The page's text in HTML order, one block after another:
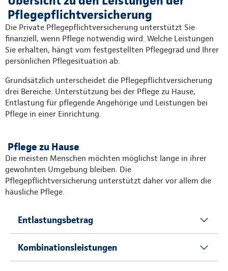
Pflegepflichtversicherung
Die Private Pflegepflichtversicherung unterstützt Sie
finanziell, wenn Pflege notwendig wird. Welche Leistungen
Sie erhalten, hängt vom festgestellten Pflegegrad und Ihrer
persönlichen Pflegesituation ab.
Grundsätzlich unterscheidet die Pflegepflichtversicherung
drei Bereiche: Unterstützung bei der Pflege zu Hause,
Entlastung für pflegende Angehörige und Leistungen bei
Pflege in einer Einrichtung.
Pflege zu Hause
Die meisten Menschen möchten möglichst lange in ihrer
gewohnten Umgebung bleiben. Die
Pflegepflichtversicherung unterstützt daher vor allem die
häusliche Pflege.
Entlastungsbetrag
Kombinationsleistungen